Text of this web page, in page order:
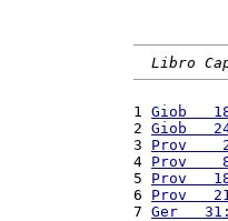
Libro
1 Giob
2 Giob
3 Prov
4 Prov
5 Prov
6 Prov
7 Ger